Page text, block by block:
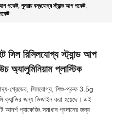
আপ পকেট, পুনরায় বন্ধযোগ্য স্ট্যান্ড আপ পকেট,
সিল রিসিলযোগ্য স্ট্যান্ড আপ
অ্যালুমিনিয়াম প্লাস্টিক
গ্রেডের, সিলযোগ্য, শিশু-প্রুফ 3.5g
ক্যান্ডির জন্য ডিজাইন করা হয়েছে। এই
আদর্শ প্যাকেজিং সমাধান প্রদানের জন্য